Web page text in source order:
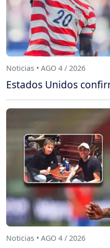
Noticias • AGO 4 / 2026
Estados Unidos
Noticias • AGO 4 / 2026